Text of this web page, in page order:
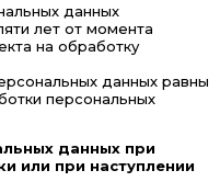
данных
лет от момента
на обработку
данных равны
персональных
данных при
или при наступлении